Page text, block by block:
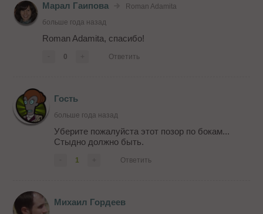
Марал Гаипова
Roman Adamita
больше года назад
Roman Adamita, спасибо!
0 Ответить
Гость
больше года назад
Уберите пожалуйста этот позор по бокам...
Стыдно должно быть.
1 Ответить
Михаил Гордеев